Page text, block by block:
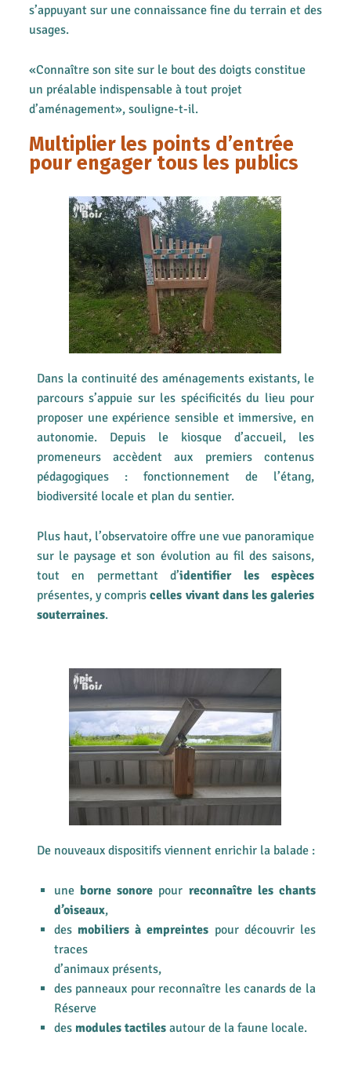
s’appuyant sur une connaissance fine du terrain et des
usages.
«Connaître son site sur le bout des doigts constitue
un préalable indispensable à tout projet
d’aménagement», souligne-t-il.
Multiplier les points d’entrée
pour engager tous les publics
Dans la continuité des aménagements existants, le
parcours s’appuie sur les spécificités du lieu pour
proposer une expérience sensible et immersive, en
autonomie. Depuis le kiosque d’accueil, les
promeneurs accèdent aux premiers contenus
pédagogiques : fonctionnement de l’étang,
biodiversité locale et plan du sentier.
Plus haut, l’observatoire offre une vue panoramique
sur le paysage et son évolution au fil des saisons,
tout en permettant d’identifier les espèces
présentes, y compriscelles vivant dans les galeries
souterraines.
De nouveaux dispositifs viennent enrichir la balade :
une borne sonore pour reconnaître les chants
d’oiseaux,
des mobiliers à empreintes pour découvrir les
traces
d’animaux présents,
des panneaux pour reconnaître les canards de la
Réserve
des modules tactiles autour de la faune locale.